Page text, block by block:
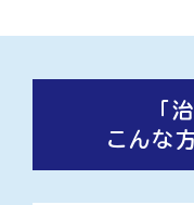
「
こんな